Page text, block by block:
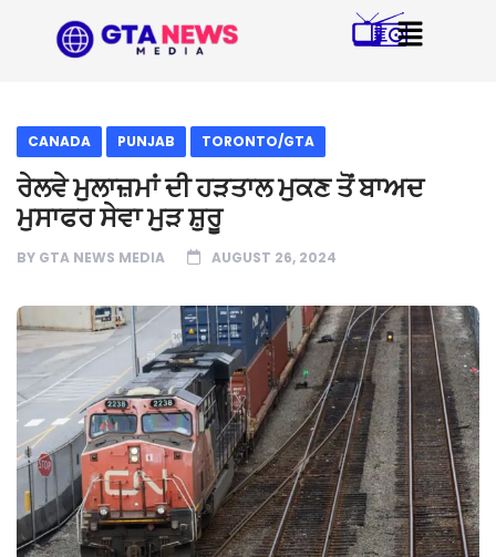
CANADA PUNJAB TORONTO/GTA
ਰੇਲਵੇ ਮੁਲਾਜ਼ਮਾਂ ਦੀ ਹੜਤਾਲ ਮੁਕਣ ਤੋਂ ਬਾਅਦ
ਮੁਸਾਫਰ ਸੇਵਾ ਮੁੜ ਸ਼ੁਰੂ
BY GTA NEWS MEDIA AUGUST 26, 2024